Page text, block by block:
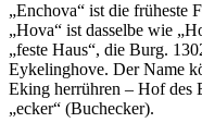
„Enchova“ ist die früheste
„Hova“ ist dasselbe wie
„feste Haus“, die Burg.
Eykelinghove. Der Name
Eking herrühren – Hof des
„ecker“ (Buchecker).